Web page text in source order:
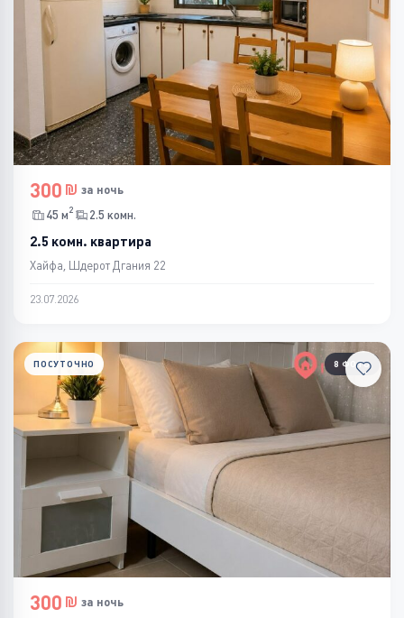
300
за ночь
45 м2 2.5 комн.
2.5 комн. квартира
Хайфа, Шдерот Дгания 22
23.07.2026
8 ФОТО
ПОСУТОЧНО
300
за ночь